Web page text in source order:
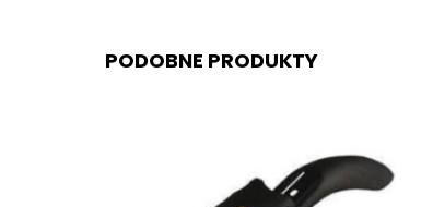
PODOBNE PRODUKTY